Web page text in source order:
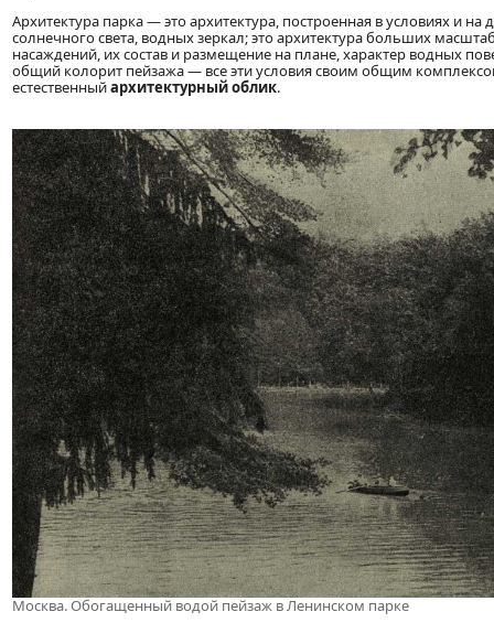
Архитектура парка — это архитектура, построенная в условиях и
солнечного света, водных зеркал; это архитектура больших
насаждений, их состав и размещение на плане, характер водных
общий колорит пейзажа — все эти условия своим общим
естественныйархитектурный облик.
Москва. Обогащенный водой пейзаж в Ленинском парке